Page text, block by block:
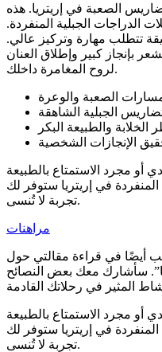
الصعبة في إريتريا. هذه
الدراجات الجبلية المنفردة.
تتطلب مهارة وتركيز عالي.
بإنجاز كبير وإطلاق العنان
لروح المغامرة داخلك.
الصعبة والوعرة
الجبلية الشاهقة
الخلابة والطبيعة البكر
الإنجازات الشخصية
مجرد الاستمتاع بالطبيعة
المنفردة في إريتريا ستوفر لك
تجربة لا تُنسى.
مراهنات
أيضًا في قراءة مقالتي حول
سأشارك معك بعض النصائح
مجرد الاستمتاع بالطبيعة
المنفردة في إريتريا ستوفر لك
تجربة لا تُنسى.